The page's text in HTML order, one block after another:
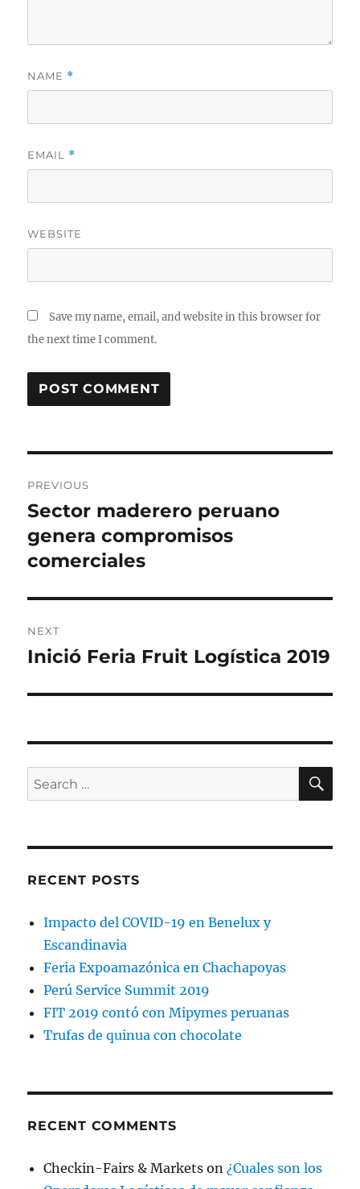
NAME *
EMAIL *
WEBSITE
Save my name, email, and website in this browser for
the next time I comment.
navigation
PREVIOUS
Previous
post:
Sector maderero peruano
genera compromisos
comerciales
NEXT
Next
Inició Feria Fruit Logística 2019
Search
for:
RECENT POSTS
Impacto del COVID-19 en Benelux y
Escandinavia
Feria Expoamazónica en Chachapoyas
Perú Service Summit 2019
FIT 2019 contó con Mipymes peruanas
Trufas de quinua con chocolate
RECENT COMMENTS
Checkin-Fairs & Markets on¿Cuales son los